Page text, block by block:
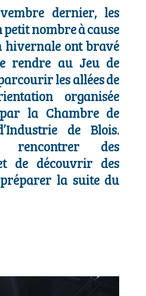
dernier, les
petit nombre à cause
hivernale ont bravé
rendre au Jeu de
les allées de
organisée
la Chambre de
de Blois.
rencontrer des
de découvrir des
la suite du